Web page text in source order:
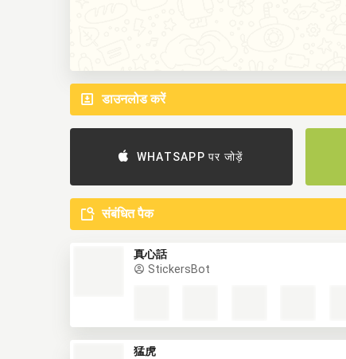
डाउनलोड करें
WHATSAPP पर जोड़ें
संबंधित पैक
真心話
StickersBot
猛虎